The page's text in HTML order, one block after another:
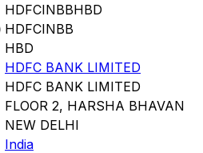
HDFCINBBHBD
HDFCINBB
HBD
HDFC BANK LIMITED
HDFC BANK LIMITED
FLOOR 2, HARSHA BHAVAN
NEW DELHI
India